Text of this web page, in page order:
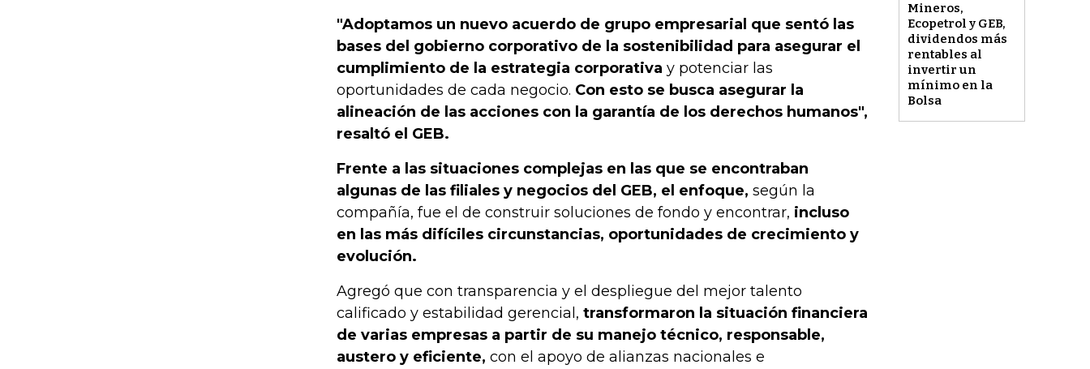
Mineros,
Ecopetrol y GEB,
dividendos más
rentables al
invertir un
mínimo en la
Bolsa
"Adoptamos un nuevo acuerdo de grupo empresarial que sentó las
bases del gobierno corporativo de la sostenibilidad para asegurar el
cumplimiento de la estrategia corporativa y potenciar las
oportunidades de cada negocio. Con esto se busca asegurar la
alineación de las acciones con la garantía de los derechos humanos",
resaltó el GEB.
Frente a las situaciones complejas en las que se encontraban
algunas de las filiales y negocios del GEB, el enfoque, según la
compañía, fue el de construir soluciones de fondo y encontrar, incluso
en las más difíciles circunstancias, oportunidades de crecimiento y
evolución.
Agregó que con transparencia y el despliegue del mejor talento
calificado y estabilidad gerencial, transformaron la situación financiera
de varias empresas a partir de su manejo técnico, responsable,
austero y eficiente, con el apoyo de alianzas nacionales e